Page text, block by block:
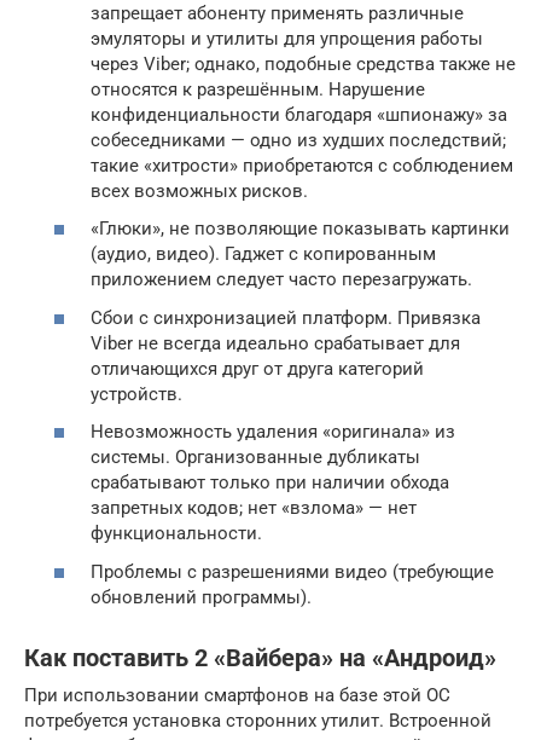
запрещает абоненту применять различные
эмуляторы и утилиты для упрощения работы
через Viber; однако, подобные средства также не
относятся к разрешённым. Нарушение
конфиденциальности благодаря «шпионажу» за
собеседниками — одно из худших последствий;
такие «хитрости» приобретаются с соблюдением
всех возможных рисков.
«Глюки», не позволяющие показывать картинки
(аудио, видео). Гаджет с копированным
приложением следует часто перезагружать.
Сбои с синхронизацией платформ. Привязка
Viber не всегда идеально срабатывает для
отличающихся друг от друга категорий
устройств.
Невозможность удаления «оригинала» из
системы. Организованные дубликаты
срабатывают только при наличии обхода
запретных кодов; нет «взлома» — нет
функциональности.
Проблемы с разрешениями видео (требующие
обновлений программы).
Как поставить 2 «Вайбера» на «Андроид»
При использовании смартфонов на базе этой ОС
потребуется установка сторонних утилит. Встроенной